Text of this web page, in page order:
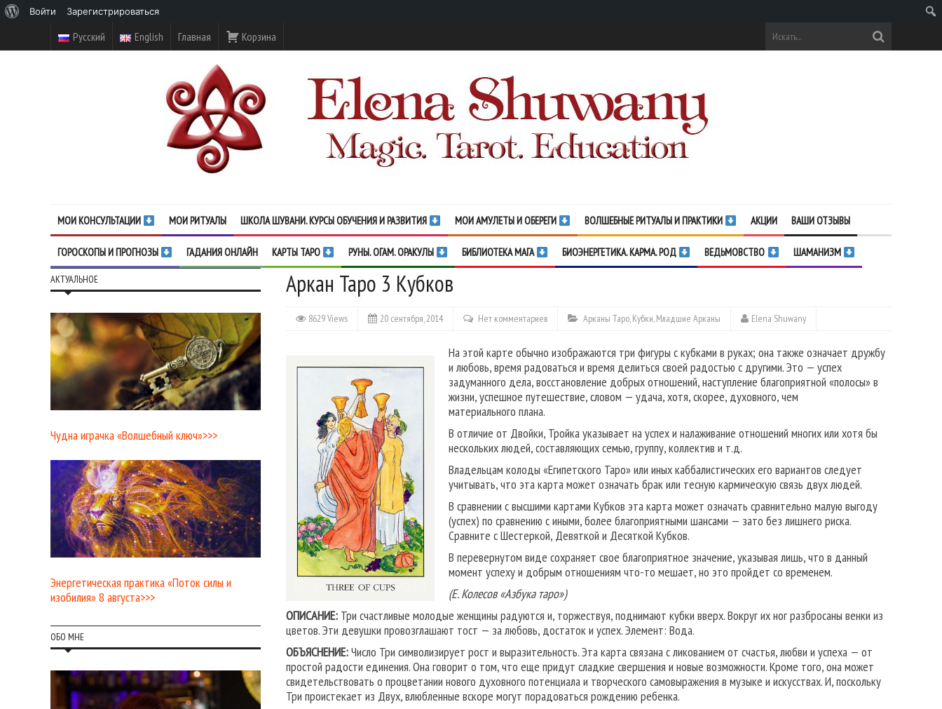
Русский English Главная Корзина
МОИ КОНСУЛЬТАЦИИ МОИ РИТУАЛЫ ШКОЛА ШУВАНИ. КУРСЫ ОБУЧЕНИЯ И РАЗВИТИЯ МОИ АМУЛЕТЫ И ОБЕРЕГИ ВОЛШЕБНЫЕ РИТУАЛЫ И ПРАКТИКИ АКЦИИ ВАШИ ОТЗЫВЫ
ГОРОСКОПЫ И ПРОГНОЗЫ ГАДАНИЯ ОНЛАЙН КАРТЫ ТАРО РУНЫ. ОГАМ. ОРАКУЛЫ БИБЛИОТЕКА МАГА БИОЭНЕРГЕТИКА. КАРМА. РОД ВЕДЬМОВСТВО ШАМАНИЗМ
Аркан Таро 3 Кубков
8629 Views 20 сентября, 2014 Нет комментариев Арканы Таро,Кубки,Младшие Арканы Elena Shuwany
На этой карте обычно изображаются три фигуры с кубками в руках; она также означает дружбу
и любовь, время радоваться и время делиться своей радостью с другими. Это — успех
задуманного дела, восстановление добрых отношений, наступление благоприятной «полосы» в
жизни, успешное путешествие, словом — удача, хотя, скорее, духовного, чем
материального плана.
В отличие от Двойки, Тройка указывает на успех и налаживание отношений многих или хотя бы
нескольких людей, составляющих семью, группу, коллектив и т.д.
Владельцам колоды «Египетского Таро» или иных каббалистических его вариантов следует
учитывать, что эта карта может означать брак или тесную кармическую связь двух людей.
В сравнении с высшими картами Кубков эта карта может означать сравнительно малую выгоду
(успех) по сравнению с иными, более благоприятными шансами — зато без лишнего риска.
Сравните с Шестеркой, Девяткой и Десяткой Кубков.
В перевернутом виде сохраняет свое благоприятное значение, указывая лишь, что в данный
момент успеху и добрым отношениям что-то мешает, но это пройдет со временем.
(Е. Колесов «Азбука таро»)
ОПИСАНИЕ: Три счастливые молодые женщины радуются и, торжествуя, поднимают кубки вверх. Вокруг их ног разброса­ны венки из
цветов. Эти девушки провозглашают тост — за лю­бовь, достаток и успех. Элемент: Вода.
ОБЪЯСНЕНИЕ:Число Три символизирует рост и выразитель­ность. Эта карта связана с ликованием от счастья, любви и ус­пеха — от
простой радости единения. Она говорит о том, что еще придут сладкие свершения и новые возможности. Кроме того, она может
свидетельствовать о процветании нового ду­ховного потенциала и творческого самовыражения в музыке и искусствах. И, поскольку
Три проистекает из Двух, влюблен­ные вскоре могут порадоваться рождению ребенка.
АКТУАЛЬНОЕ
Чудна играчка «Волшебный ключ»>>>
Энергетическая практика «Поток силы и
изобилия» 8 августа>>>
ОБО МНЕ
WordPress
Войти Зарегистрироваться